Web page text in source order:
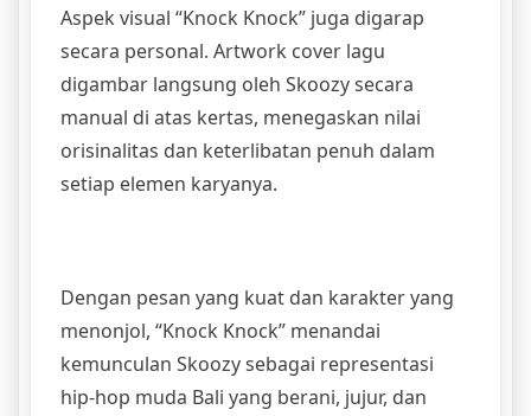
Aspek visual “Knock Knock” juga digarap
secara personal. Artwork cover lagu
digambar langsung oleh Skoozy secara
manual di atas kertas, menegaskan nilai
orisinalitas dan keterlibatan penuh dalam
setiap elemen karyanya.
Dengan pesan yang kuat dan karakter yang
menonjol, “Knock Knock” menandai
kemunculan Skoozy sebagai representasi
hip-hop muda Bali yang berani, jujur, dan